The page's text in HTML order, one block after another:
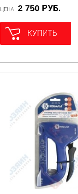
ЦЕНА 2 750 РУБ.
КУПИТЬ